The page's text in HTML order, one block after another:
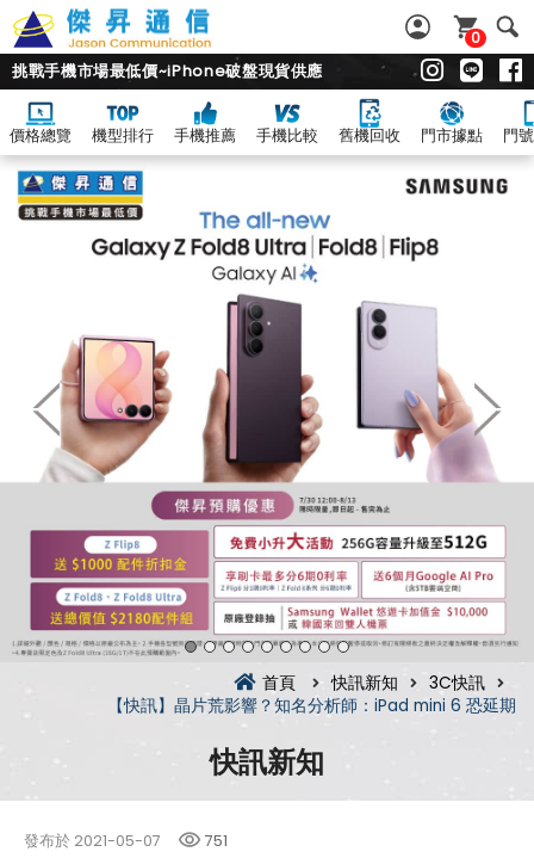
0
挑戰手機市場最低價~iPhone破盤現貨供應
價格總覽 機型排行 手機推薦 手機比較 舊機回收 門市據點 門
首頁 快訊新知
3C快訊
【快訊】晶片荒影響？知名分析師：iPad mini 6 恐延期
快訊新知
發布於 2021-05-07 751